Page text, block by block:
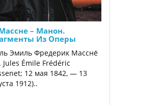
‎– Манон.
Из Оперы
Эмиль Фредерик Массне́
Jules Émile Frédéric
12 мая 1842, — 13
1912)..